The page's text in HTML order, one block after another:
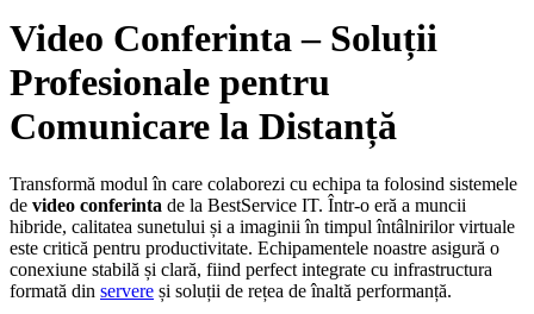
Video Conferinta – Soluții
Profesionale pentru
Comunicare la Distanță
Transformă modul în care colaborezi cu echipa ta folosind sistemele
de video conferinta de la BestService IT. Într-o eră a muncii
hibride, calitatea sunetului și a imaginii în timpul întâlnirilor virtuale
este critică pentru productivitate. Echipamentele noastre asigură o
conexiune stabilă și clară, fiind perfect integrate cu infrastructura
formată din servere și soluții de rețea de înaltă performanță.